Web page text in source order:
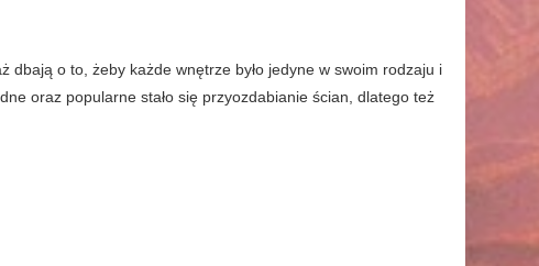
o to, żeby każde wnętrze było jedyne w swoim rodzaju i
oraz popularne stało się przyozdabianie ścian, dlatego też